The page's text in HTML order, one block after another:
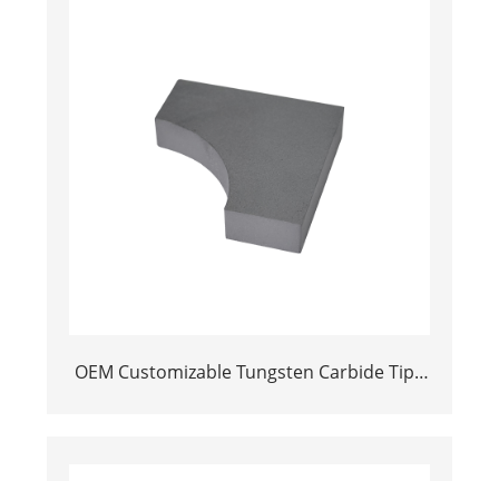
OEM Customizable Tungsten Carbide Tips